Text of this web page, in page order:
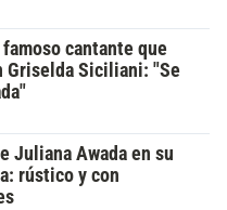
cantante que
Griselda Siciliani: "Se
Juliana Awada en su
rústico y con